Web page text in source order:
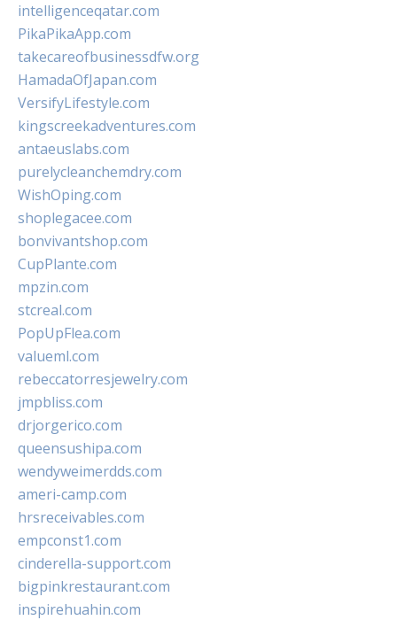
intelligenceqatar.com
PikaPikaApp.com
takecareofbusinessdfw.org
HamadaOfJapan.com
VersifyLifestyle.com
kingscreekadventures.com
antaeuslabs.com
purelycleanchemdry.com
WishOping.com
shoplegacee.com
bonvivantshop.com
CupPlante.com
mpzin.com
stcreal.com
PopUpFlea.com
valueml.com
rebeccatorresjewelry.com
jmpbliss.com
drjorgerico.com
queensushipa.com
wendyweimerdds.com
ameri-camp.com
hrsreceivables.com
empconst1.com
cinderella-support.com
bigpinkrestaurant.com
inspirehuahin.com